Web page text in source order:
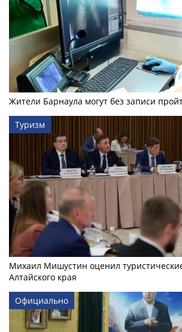
Жители Барнаула могут без записи
Туризм
Михаил Мишустин оценил
Алтайского края
Официально